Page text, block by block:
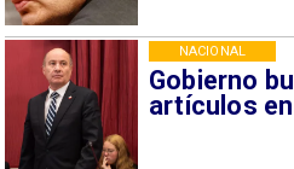
Gobierno
artículos
NACIONAL